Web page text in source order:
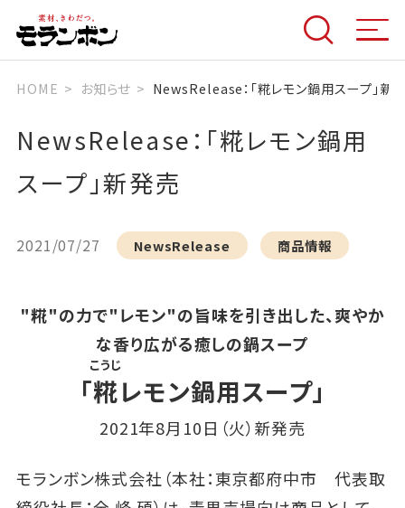
HOME お知らせ NewsRelease：「糀レモン鍋用スープ」新
NewsRelease：「糀レモン鍋用
スープ」新発売
2021/07/27 NewsRelease 商品情報
"糀"の力で"レモン"の旨味を引き出した、爽やか
な香り広がる癒しの鍋スープ
「糀
こうじ
レモン鍋用スープ」
2021年8月10日（火）新発売
モランボン株式会社（本社：東京都府中市 代表取